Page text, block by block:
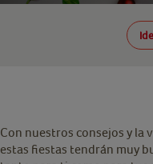
Con nuestros consejos y
estas fiestas tendrán muy